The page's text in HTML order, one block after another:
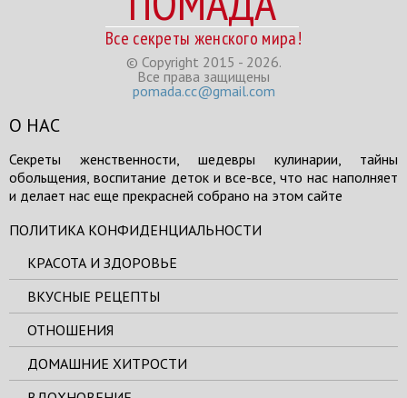
Все секреты женского мира!
© Copyright 2015 - 2026.
Все права защищены
pomada.cc@gmail.com
О НАС
Секреты женственности, шедевры кулинарии, тайны
обольщения, воспитание деток и все-все, что нас наполняет
и делает нас еще прекрасней собрано на этом сайте
ПОЛИТИКА КОНФИДЕНЦИАЛЬНОСТИ
КРАСОТА И ЗДОРОВЬЕ
ВКУСНЫЕ РЕЦЕПТЫ
ОТНОШЕНИЯ
ДОМАШНИЕ ХИТРОСТИ